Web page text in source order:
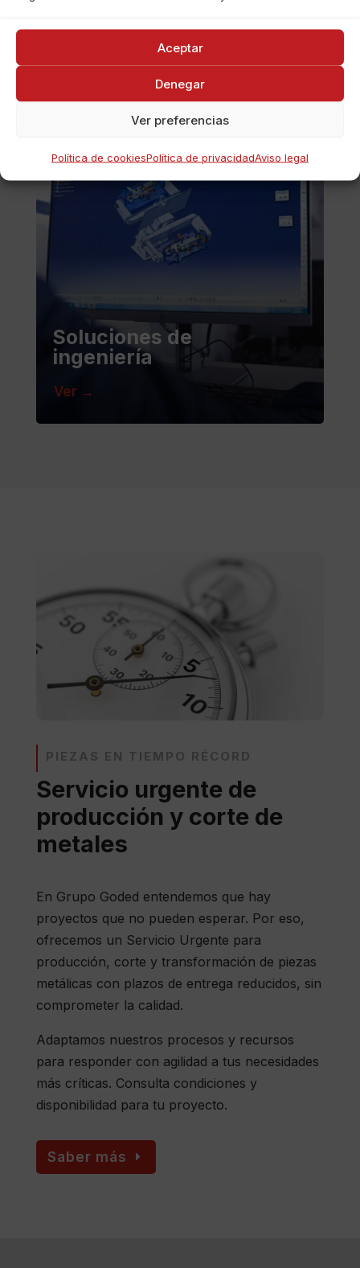
Aceptar
Denegar
Ver preferencias
Política de cookiesPolítica de privacidadAviso legal
Ver →
Soluciones de
ingeniería
Ver →
PIEZAS EN TIEMPO RÉCORD
Servicio urgente de
producción y corte de
metales
En Grupo Goded entendemos que hay
proyectos que no pueden esperar. Por eso,
ofrecemos un Servicio Urgente para
producción, corte y transformación de piezas
metálicas con plazos de entrega reducidos, sin
comprometer la calidad.
Adaptamos nuestros procesos y recursos
para responder con agilidad a tus necesidades
más críticas. Consulta condiciones y
disponibilidad para tu proyecto.
Saber más